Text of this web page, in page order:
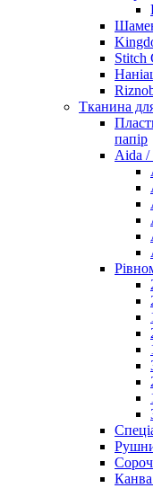
Stitch
Тканина
папір
Aida /